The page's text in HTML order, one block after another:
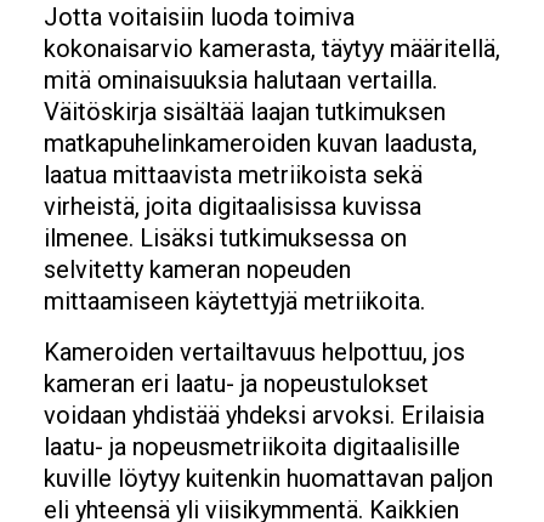
Jotta voitaisiin luoda toimiva
kokonaisarvio kamerasta, täytyy määritellä,
mitä ominaisuuksia halutaan vertailla.
Väitöskirja sisältää laajan tutkimuksen
matkapuhelinkameroiden kuvan laadusta,
laatua mittaavista metriikoista sekä
virheistä, joita digitaalisissa kuvissa
ilmenee. Lisäksi tutkimuksessa on
selvitetty kameran nopeuden
mittaamiseen käytettyjä metriikoita.
Kameroiden vertailtavuus helpottuu, jos
kameran eri laatu- ja nopeustulokset
voidaan yhdistää yhdeksi arvoksi. Erilaisia
laatu- ja nopeusmetriikoita digitaalisille
kuville löytyy kuitenkin huomattavan paljon
eli yhteensä yli viisikymmentä. Kaikkien